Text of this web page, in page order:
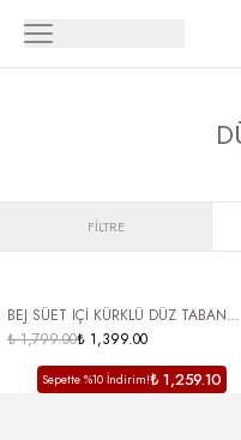
FİLTRE
ÜCRETSİZ KARGO
BEJ SÜET IÇİ KÜRKLÜ DÜZ TABAN
BOT TAŞ BASKILI KADIN BOT ORBEN
₺ 1,799.00₺ 1,399.00
Sepette %10 İndirim!₺ 1,259.10